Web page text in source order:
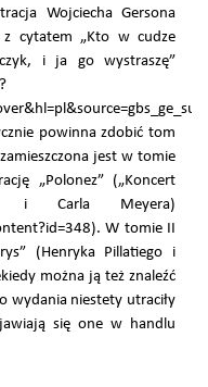
Wojciecha Gersona
z cytatem „Kto w cudze
i ja go wystraszę”
powinna zdobić tom
jest w tomie
„Polonez” („Koncert
i Carla Meyera)
W tomie II
(Henryka Pillatiego i
można ją też znaleźć
wydania niestety utraciły
się one w handlu